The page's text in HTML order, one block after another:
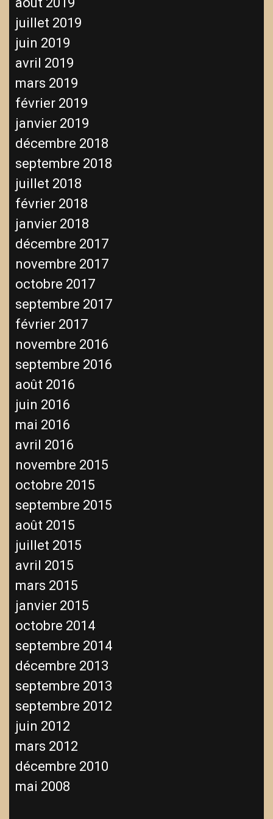
juillet 2019
juin 2019
avril 2019
mars 2019
février 2019
janvier 2019
décembre 2018
septembre 2018
juillet 2018
février 2018
janvier 2018
décembre 2017
novembre 2017
octobre 2017
septembre 2017
février 2017
novembre 2016
septembre 2016
août 2016
juin 2016
mai 2016
avril 2016
novembre 2015
octobre 2015
septembre 2015
août 2015
juillet 2015
avril 2015
mars 2015
janvier 2015
octobre 2014
septembre 2014
décembre 2013
septembre 2013
septembre 2012
juin 2012
mars 2012
décembre 2010
mai 2008